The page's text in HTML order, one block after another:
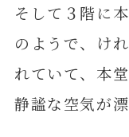
そして３階に
のようで、け
れていて、本
静謐な空気が